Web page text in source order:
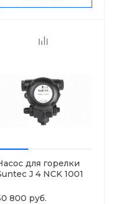
для горелки
J 4 NCK 1001
800 руб.